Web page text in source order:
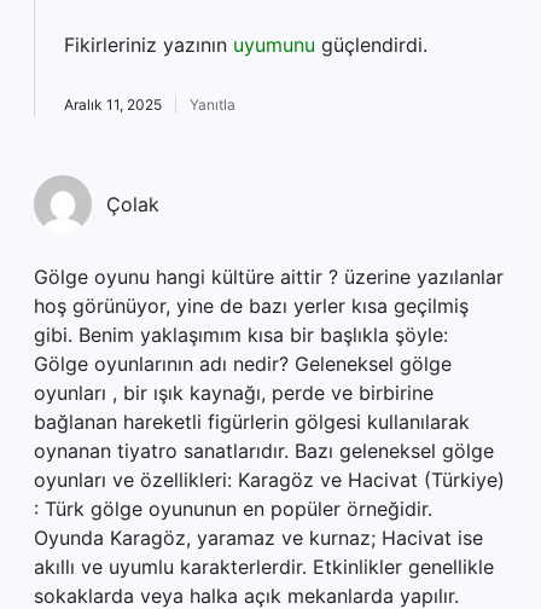
Fikirleriniz yazının uyumunu güçlendirdi.
Aralık 11, 2025 Yanıtla
Çolak
Gölge oyunu hangi kültüre aittir ? üzerine yazılanlar
hoş görünüyor, yine de bazı yerler kısa geçilmiş
gibi. Benim yaklaşımım kısa bir başlıkla şöyle:
Gölge oyunlarının adı nedir? Geleneksel gölge
oyunları , bir ışık kaynağı, perde ve birbirine
bağlanan hareketli figürlerin gölgesi kullanılarak
oynanan tiyatro sanatlarıdır. Bazı geleneksel gölge
oyunları ve özellikleri: Karagöz ve Hacivat (Türkiye)
: Türk gölge oyununun en popüler örneğidir.
Oyunda Karagöz, yaramaz ve kurnaz; Hacivat ise
akıllı ve uyumlu karakterlerdir. Etkinlikler genellikle
sokaklarda veya halka açık mekanlarda yapılır.